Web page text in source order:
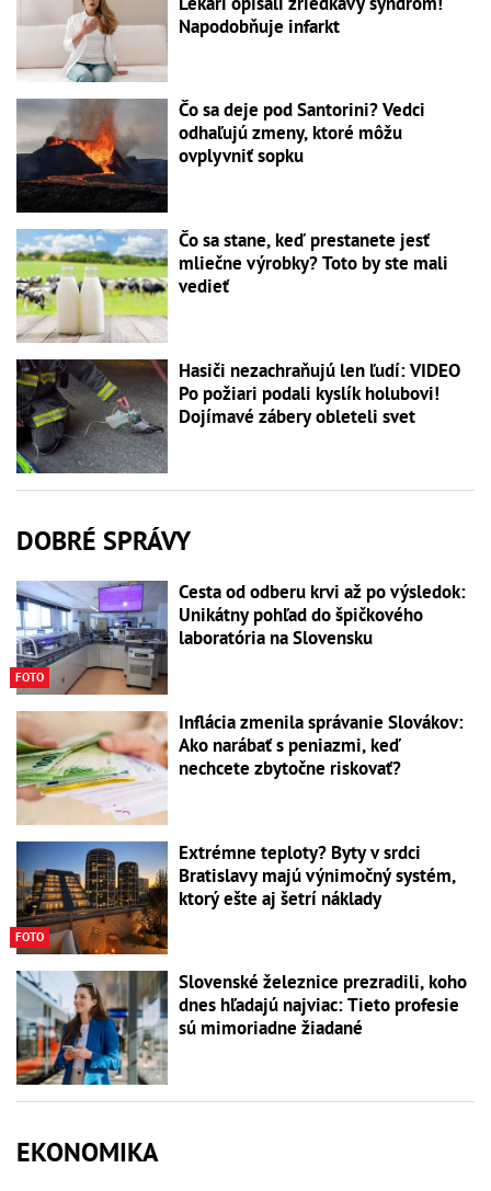
Napodobňuje infarkt
Čo sa deje pod Santorini? Vedci
odhaľujú zmeny, ktoré môžu
ovplyvniť sopku
Čo sa stane, keď prestanete jesť
mliečne výrobky? Toto by ste mali
vedieť
Hasiči nezachraňujú len ľudí: VIDEO
Po požiari podali kyslík holubovi!
Dojímavé zábery obleteli svet
DOBRÉ SPRÁVY
FOTO
Cesta od odberu krvi až po výsledok:
Unikátny pohľad do špičkového
laboratória na Slovensku
Inflácia zmenila správanie Slovákov:
Ako narábať s peniazmi, keď
nechcete zbytočne riskovať?
FOTO
Extrémne teploty? Byty v srdci
Bratislavy majú výnimočný systém,
ktorý ešte aj šetrí náklady
Slovenské železnice prezradili, koho
dnes hľadajú najviac: Tieto profesie
sú mimoriadne žiadané
EKONOMIKA